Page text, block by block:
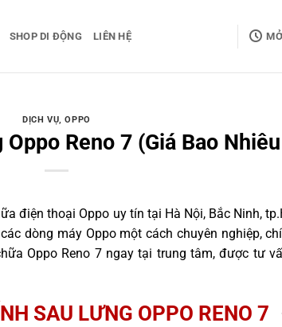
SHOP DI ĐỘNG LIÊN HỆ
DỊCH VỤ,OPPO
Reno 7 (Giá Bao
điện thoại Oppo uy tín tại Hà Nội, Bắc Ninh,
dòng máy Oppo một cách chuyên nghiệp,
Oppo Reno 7 ngay tại trung tâm, được tư
SAU LƯNG OPPO RENO 7